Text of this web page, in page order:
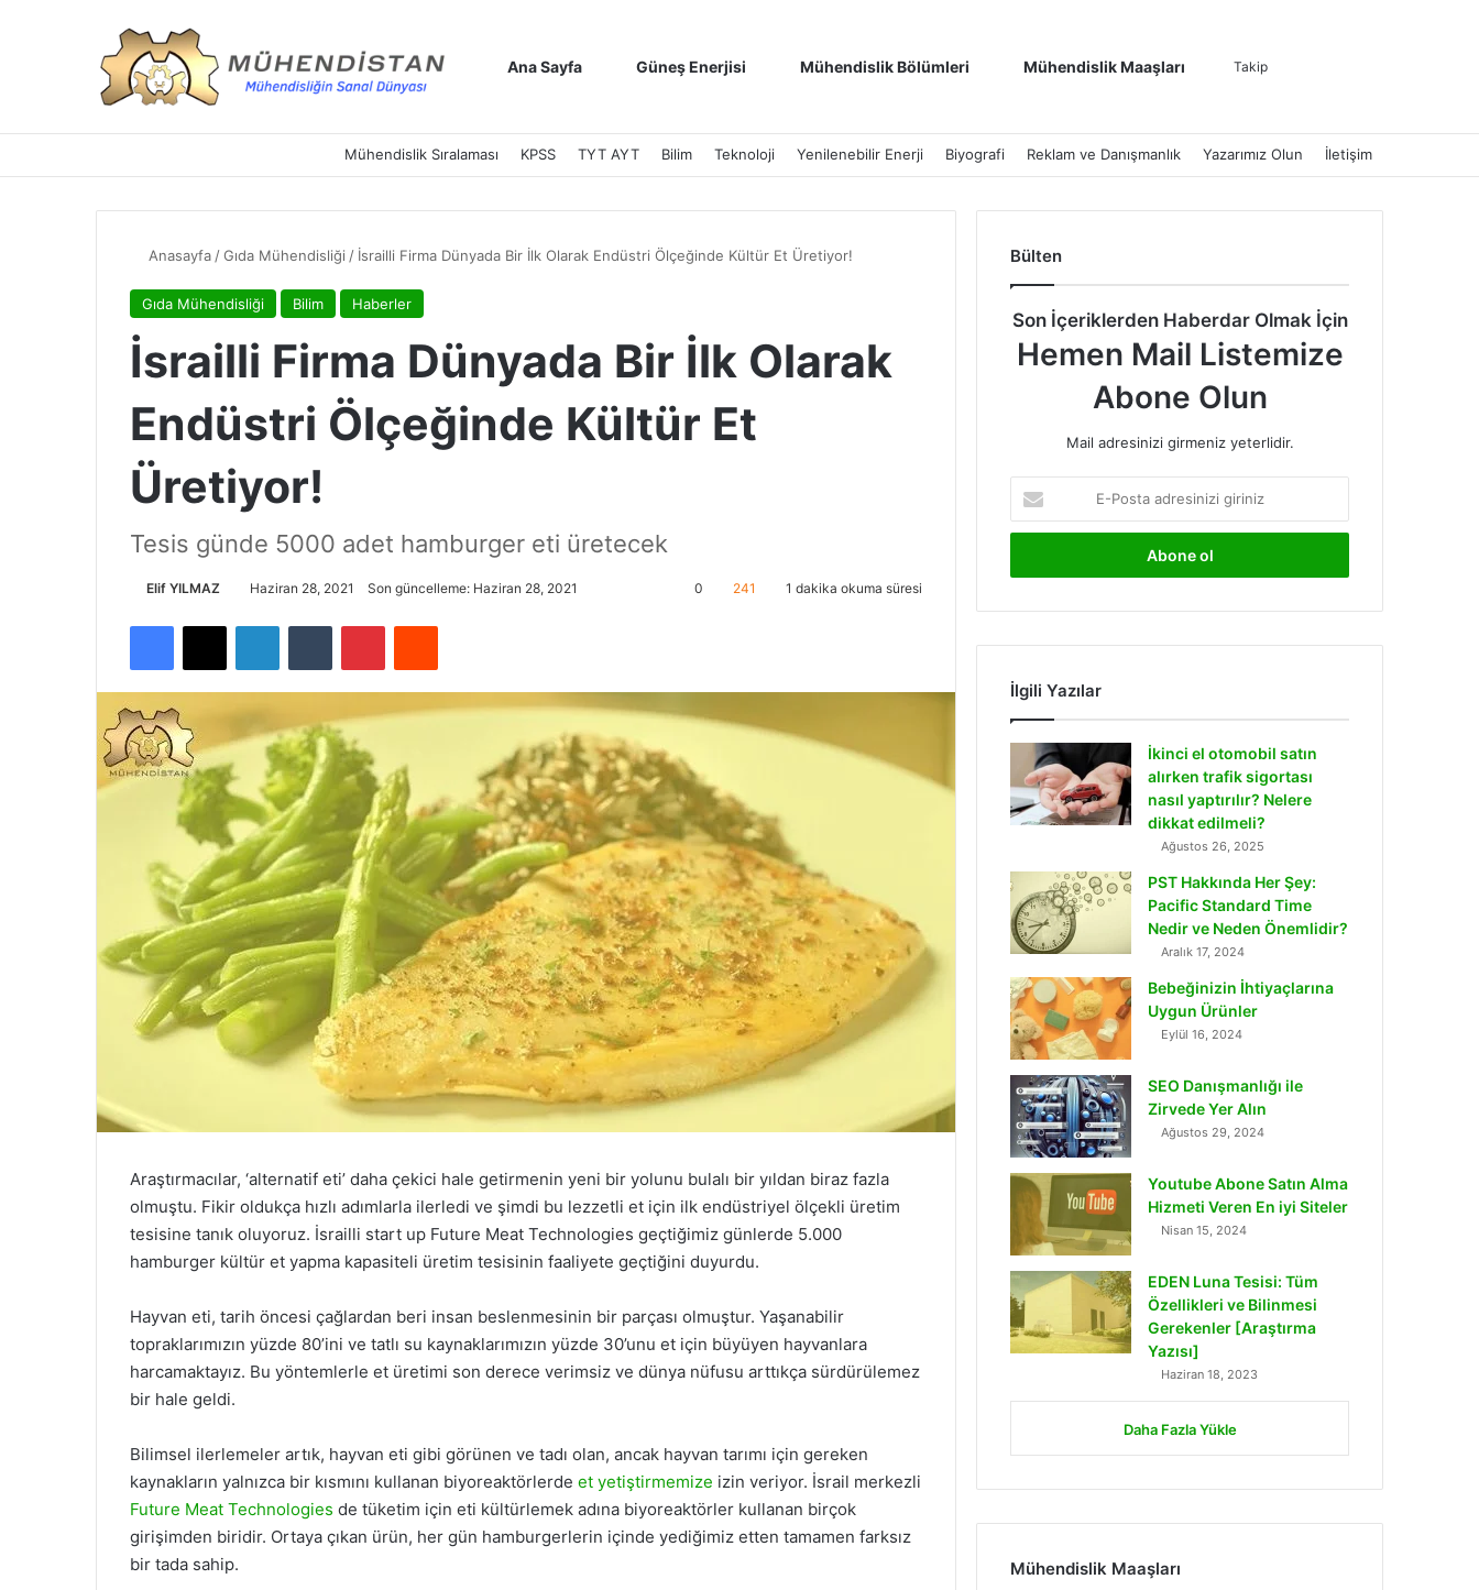
Ana Sayfa Güneş Enerjisi Mühendislik Bölümleri Mühendislik Maaşları Takip
Mühendislik Sıralaması KPSS TYT AYT Bilim Teknoloji Yenilenebilir Enerji Biyografi Reklam ve Danışmanlık Yazarımız Olun İletişim
Anasayfa /Gıda Mühendisliği / İsrailli Firma Dünyada Bir İlk Olarak Endüstri Ölçeğinde Kültür Et Üretiyor!
Gıda Mühendisliği Bilim Haberler
İsrailli Firma Dünyada Bir İlk Olarak
Endüstri Ölçeğinde Kültür Et
Üretiyor!
Tesis günde 5000 adet hamburger eti üretecek
Elif YILMAZ Haziran 28, 2021 Son güncelleme: Haziran 28, 2021 0 241 1 dakika okuma süresi
Facebook
X LinkedInTumblr PinterestReddit
Araştırmacılar, ‘alternatif eti’ daha çekici hale getirmenin yeni bir yolunu bulalı bir yıldan biraz fazla
olmuştu. Fikir oldukça hızlı adımlarla ilerledi ve şimdi bu lezzetli et için ilk endüstriyel ölçekli üretim
tesisine tanık oluyoruz. İsrailli start up Future Meat Technologies geçtiğimiz günlerde 5.000
hamburger kültür et yapma kapasiteli üretim tesisinin faaliyete geçtiğini duyurdu.
Hayvan eti, tarih öncesi çağlardan beri insan beslenmesinin bir parçası olmuştur. Yaşanabilir
topraklarımızın yüzde 80’ini ve tatlı su kaynaklarımızın yüzde 30’unu et için büyüyen hayvanlara
harcamaktayız. Bu yöntemlerle et üretimi son derece verimsiz ve dünya nüfusu arttıkça sürdürülemez
bir hale geldi.
Bilimsel ilerlemeler artık, hayvan eti gibi görünen ve tadı olan, ancak hayvan tarımı için gereken
kaynakların yalnızca bir kısmını kullanan biyoreaktörlerde et yetiştirmemize izin veriyor. İsrail merkezli
Future Meat Technologies de tüketim için eti kültürlemek adına biyoreaktörler kullanan birçok
girişimden biridir. Ortaya çıkan ürün, her gün hamburgerlerin içinde yediğimiz etten tamamen farksız
bir tada sahip.
Bülten
Son İçeriklerden Haberdar Olmak İçin
Hemen Mail Listemize
Abone Olun
Mail adresinizi girmeniz yeterlidir.
Posta
adresinizi
İlgili Yazılar
İkinci el otomobil satın
alırken trafik sigortası
nasıl yaptırılır? Nelere
dikkat edilmeli?
Ağustos 26, 2025
PST Hakkında Her Şey:
Pacific Standard Time
Nedir ve Neden Önemlidir?
Aralık 17, 2024
Bebeğinizin İhtiyaçlarına
Uygun Ürünler
Eylül 16, 2024
SEO Danışmanlığı ile
Zirvede Yer Alın
Ağustos 29, 2024
Youtube Abone Satın Alma
Hizmeti Veren En iyi Siteler
Nisan 15, 2024
EDEN Luna Tesisi: Tüm
Özellikleri ve Bilinmesi
Gerekenler [Araştırma
Yazısı]
Haziran 18, 2023
Daha Fazla Yükle
Mühendislik Maaşları